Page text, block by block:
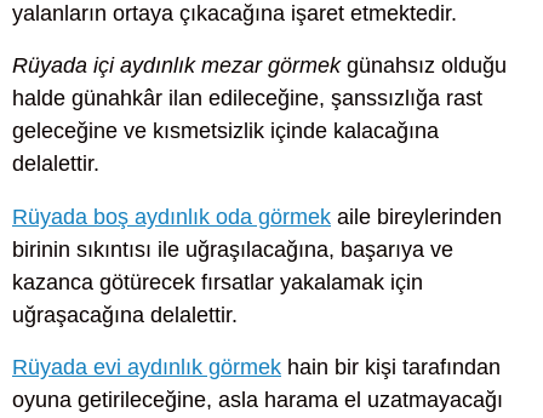
yalanların ortaya çıkacağına işaret etmektedir.
Rüyada içi aydınlık mezar görmekgünahsız olduğu
halde günahkâr ilan edileceğine, şanssızlığa rast
geleceğine ve kısmetsizlik içinde kalacağına
delalettir.
Rüyada boş aydınlık oda görmek aile bireylerinden
birinin sıkıntısı ile uğraşılacağına, başarıya ve
kazanca götürecek fırsatlar yakalamak için
uğraşacağına delalettir.
Rüyada evi aydınlık görmek hain bir kişi tarafından
oyuna getirileceğine, asla harama el uzatmayacağı